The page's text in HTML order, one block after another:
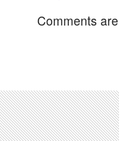
Comments